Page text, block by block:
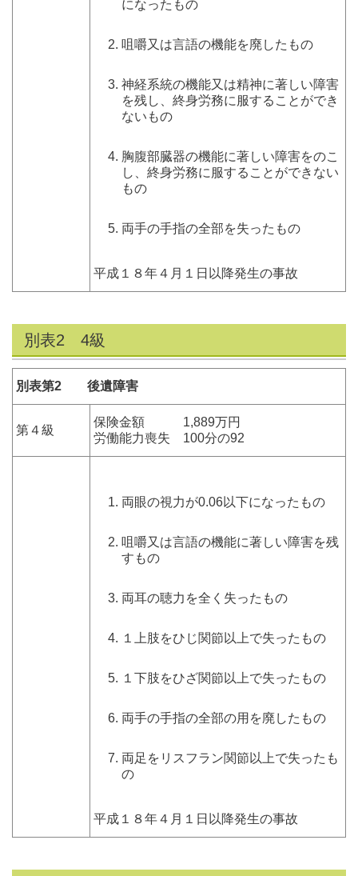
になったもの
咀嚼又は言語の機能を廃したもの
神経系統の機能又は精神に著しい障害
を残し、終身労務に服することができ
ないもの
胸腹部臓器の機能に著しい障害をのこ
し、終身労務に服することができない
もの
両手の手指の全部を失ったもの
平成１８年４月１日以降発生の事故
別表2 4級
別表第2 後遺障害
第４級
保険金額 1,889万円
労働能力喪失 100分の92
両眼の視力が0.06以下になったもの
咀嚼又は言語の機能に著しい障害を残
すもの
両耳の聴力を全く失ったもの
１上肢をひじ関節以上で失ったもの
１下肢をひざ関節以上で失ったもの
両手の手指の全部の用を廃したもの
両足をリスフラン関節以上で失ったも
の
平成１８年４月１日以降発生の事故